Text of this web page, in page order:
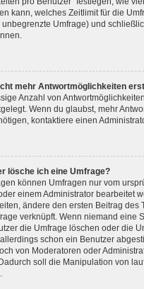
kann, welches Zeitlimit für die
Umfrage) und
mehr Antwortmöglichkeiten
Anzahl von
Wenn du glaubst, mehr
kontaktiere einen
lösche ich eine Umfrage?
können Umfragen nur vom
einem Administrator bearbeitet
ändere den ersten Beitrag des
verknüpft. Wenn niemand eine
die Umfrage löschen oder die
schon ein Benutzer
von Moderatoren oder
soll die Manipulation von